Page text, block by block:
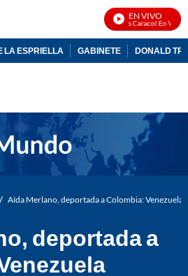
EN VIVO
Noticias Caracol En Vivo
LA ESPRIELLA GABINETE DONALD
/ Aída Merlano, deportada a Colombia: Venezuela
deportada a